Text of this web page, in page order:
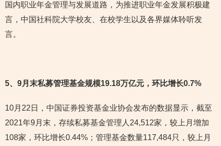
国内职业年金管理与发展道路，为推进职业年金发展积极建
言，中国社科院大学校友、在校学生以及各界媒体聆听发
言。
5、9月末私募管理基金规模19.18万亿元，环比增长0.7%
10月22日，中国证券投资基金业协会发布的数据显示，截至
2021年9月末，存续私募基金管理人24,512家，较上月增加
108家，环比增长0.44%；管理基金数量117,484只，较上月